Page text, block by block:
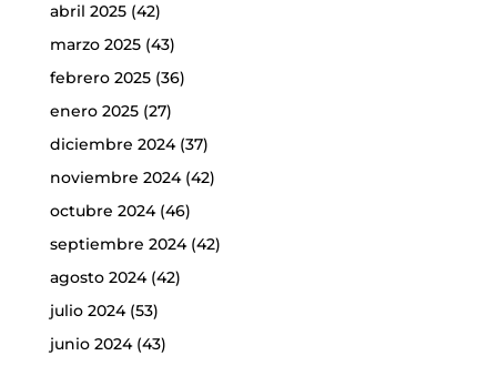
abril 2025(42)
marzo 2025(43)
febrero 2025(36)
enero 2025(27)
diciembre 2024(37)
noviembre 2024(42)
octubre 2024(46)
septiembre 2024(42)
agosto 2024(42)
julio 2024(53)
junio 2024(43)